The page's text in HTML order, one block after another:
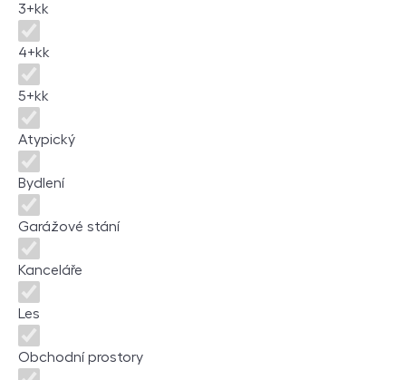
3+kk
4+kk
5+kk
Atypický
Bydlení
Garážové stání
Kanceláře
Les
Obchodní prostory